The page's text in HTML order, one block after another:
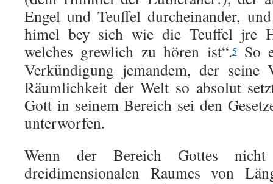
Engel und Teuffel durcheinander,
himel bey sich wie die Teuffel jre
welches grewlich zu hören ist“.5So
Verkündigung jemandem, der seine
Räumlichkeit der Welt so absolut
Gott in seinem Bereich sei den
unterworfen.
Wenn der Bereich Gottes nicht
dreidimensionalen Raumes von